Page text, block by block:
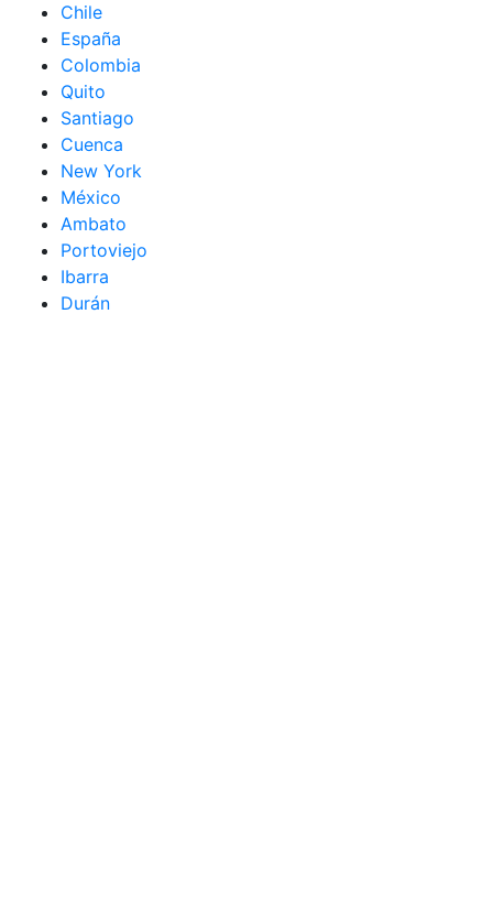
Chile
España
Colombia
Quito
Santiago
Cuenca
New York
México
Ambato
Portoviejo
Ibarra
Durán